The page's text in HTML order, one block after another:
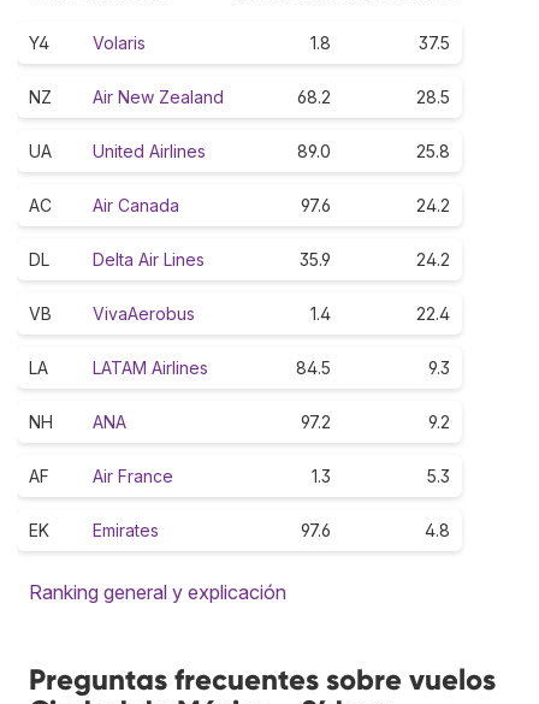
Y4 Volaris 1.8 37.5
NZ Air New Zealand 68.2 28.5
UA United Airlines 89.0 25.8
AC Air Canada 97.6 24.2
DL Delta Air Lines 35.9 24.2
VB VivaAerobus 1.4 22.4
LA LATAM Airlines 84.5 9.3
NH ANA 97.2 9.2
AF Air France 1.3 5.3
EK Emirates 97.6 4.8
Ranking general y explicación
Preguntas frecuentes sobre vuelos